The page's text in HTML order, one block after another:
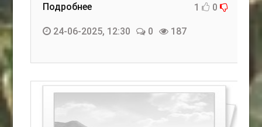
Подробнее 1 0
24-06-2025, 12:30 0 187